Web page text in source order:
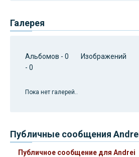
Галерея
Альбомов - 0 Изображений
- 0
Пока нет галерей..
Публичные сообщения
Публичное сообщение для Andrei